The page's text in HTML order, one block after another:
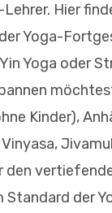
Hier
Yoga-
Yoga oder
Kinder),
den
Standard der